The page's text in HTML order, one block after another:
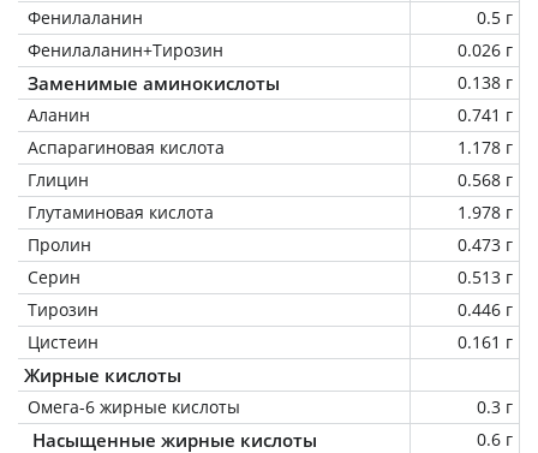
Фенилаланин
0.5 г
Фенилаланин+Тирозин
0.026 г
Заменимые аминокислоты
0.138 г
Аланин
0.741 г
Аспарагиновая кислота
1.178 г
Глицин
0.568 г
Глутаминовая кислота
1.978 г
Пролин
0.473 г
Серин
0.513 г
Тирозин
0.446 г
Цистеин
0.161 г
Жирные кислоты
Омега-6 жирные кислоты 0.3 г
Насыщенные жирные кислоты
0.6 г